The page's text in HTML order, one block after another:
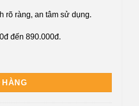
rõ ràng, an tâm sử dụng.
đến 890.000đ.
G7 | Thay Nhanh Tại TPHCM số lượng
HÀNG